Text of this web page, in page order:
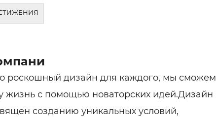
роскошный дизайн для каждого, мы сможем
жизнь с помощью новаторских идей.Дизайн
созданию уникальных условий,